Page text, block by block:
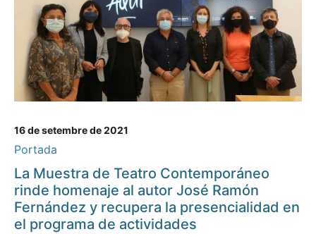
16 de setembre de 2021
Portada
La Muestra de Teatro Contemporáneo
rinde homenaje al autor José Ramón
Fernández y recupera la presencialidad en
el programa de actividades